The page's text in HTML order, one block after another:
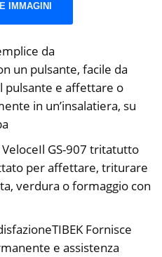
IMMAGINI
da
un pulsante, facile da
pulsante e affettare o
in un’insalatiera, su
GS-907 tritatutto
per affettare, triturare
verdura o formaggio con
Fornisce
e assistenza